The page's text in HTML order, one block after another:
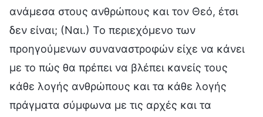
ανάμεσα στους ανθρώπους και τον Θεό, έτσι
δεν είναι; (Ναι.) Το περιεχόμενο των
προηγούμενων συναναστροφών είχε να κάνει
με το πώς θα πρέπει να βλέπει κανείς τους
κάθε λογής ανθρώπους και τα κάθε λογής
πράγματα σύμφωνα με τις αρχές και τα